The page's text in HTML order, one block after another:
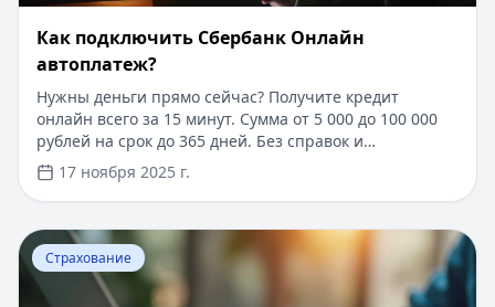
Как подключить Сбербанк Онлайн
автоплатеж?
Нужны деньги прямо сейчас? Получите кредит
онлайн всего за 15 минут. Сумма от 5 000 до 100 000
рублей на срок до 365 дней. Без справок и
поручителей, достаточно только паспорта. Решение
принимается автоматически, деньги поступают на
карту сразу после одобрения. Процентная ставка от
0.9% в день, для новых клиентов первый займ под 0%.
Узнайте, как настроить автоплатеж для
своевременного погашения кредита и избежать
просрочек.
17 ноября 2025 г.
Перейти к статье:​Страховое свидетельство
Страхование